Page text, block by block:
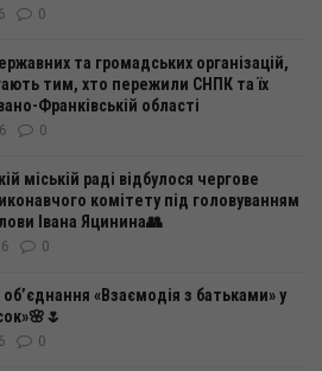
0
та громадських організацій,
тим, хто пережили СНПК та їх
Франківській області
0
міській раді відбулося чергове
комітету під головуванням
Івана Яцинина👥
0
«Взаємодія з батьками» у
0